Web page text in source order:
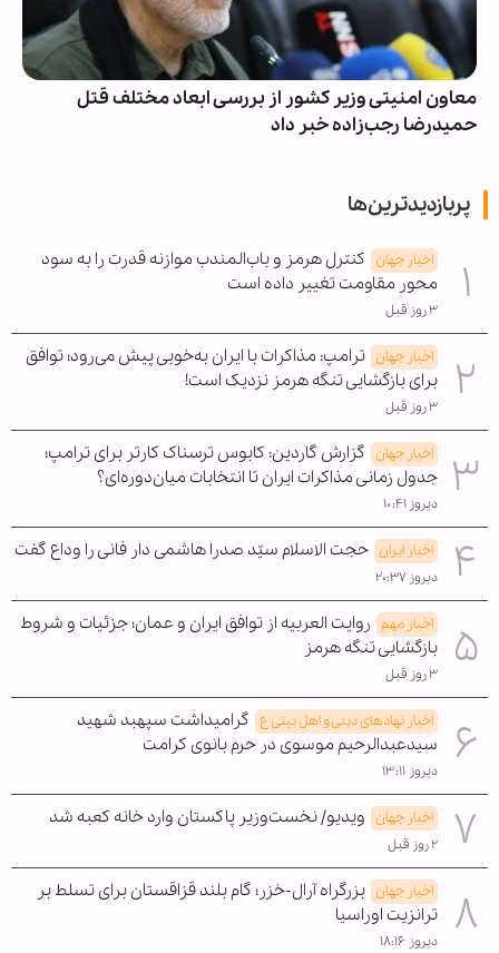
معاون امنیتی وزیر کشور از بررسی ابعاد مختلف قتل
حمیدرضا رجب‌زاده خبر داد
پربازدیدترین‌ها
اخبار جهان کنترل هرمز و باب‌المندب موازنه قدرت را به سود
محور مقاومت تغییر داده است
۳ روز قبل
اخبار جهان ترامپ: مذاکرات با ایران به‌خوبی پیش می‌رود؛ توافق
برای بازگشایی تنگه هرمز نزدیک است!
۳ روز قبل
اخبار جهان گزارش گاردین: کابوس ترسناک کارتر برای ترامپ؛
جدول زمانی مذاکرات ایران تا انتخابات میان‌دوره‌ای؟
دیروز ۱۰:۴۱
اخبار ایران حجت الاسلام سیّد صدرا هاشمی دار فانی را وداع گفت
دیروز ۲۰:۳۷
اخبار مهم روایت العربیه از توافق ایران و عمان؛ جزئیات و شروط
بازگشایی تنگه هرمز
۳ روز قبل
اخبار نهادهای دینی و اهل بیتی ع گرامیداشت سپهبد شهید
سیدعبدالرحیم موسوی در حرم بانوی کرامت
دیروز ۱۳:۱۱
اخبار جهان ویدیو/ نخست‌وزیر پاکستان وارد خانه کعبه شد
۲ روز قبل
اخبار جهان بزرگراه آرال-خزر؛ گام بلند قزاقستان برای تسلط بر
ترانزیت اوراسیا
دیروز ۱۸:۱۶